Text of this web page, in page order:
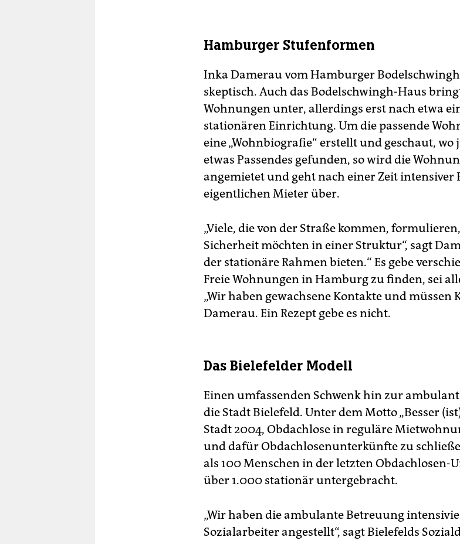
Hamburger Stufenformen
Inka Damerau vom Hamburger
skeptisch. Auch das Bodelschwingh-Haus
Wohnungen unter, allerdings erst nach etwa
stationären Einrichtung. Um die passende
eine „Wohnbiografie“ erstellt und geschaut, wo
etwas Passendes gefunden, so wird die
angemietet und geht nach einer Zeit intensiver
eigentlichen Mieter über.
„Viele, die von der Straße kommen,
Sicherheit möchten in einer Struktur“, sagt
der stationäre Rahmen bieten.“ Es gebe
Freie Wohnungen in Hamburg zu finden, sei
„Wir haben gewachsene Kontakte und müssen
Damerau. Ein Rezept gebe es nicht.
Das Bielefelder Modell
Einen umfassenden Schwenk hin zur
die Stadt Bielefeld. Unter dem Motto „Besser
Stadt 2004, Obdachlose in reguläre
und dafür Obdachlosenunterkünfte zu
als 100 Menschen in der letzten Obdachlosen-
über 1.000 stationär untergebracht.
„Wir haben die ambulante Betreuung
Sozialarbeiter angestellt“, sagt Bielefelds